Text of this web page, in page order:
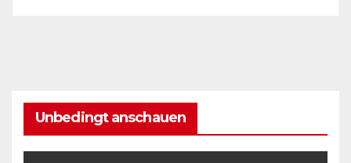
Unbedingt anschauen